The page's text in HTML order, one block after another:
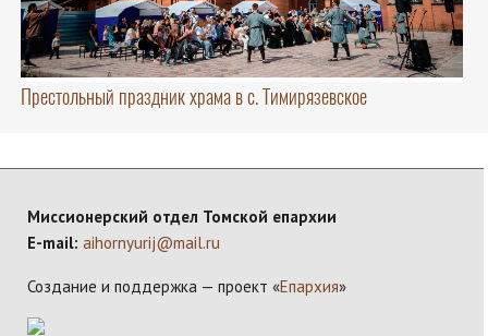
Престольный праздник храма в с. Тимирязевское
Миссионерский отдел Томской епархии
E-mail: aihornyurij@mail.ru
Создание и поддержка — проект «Епархия»